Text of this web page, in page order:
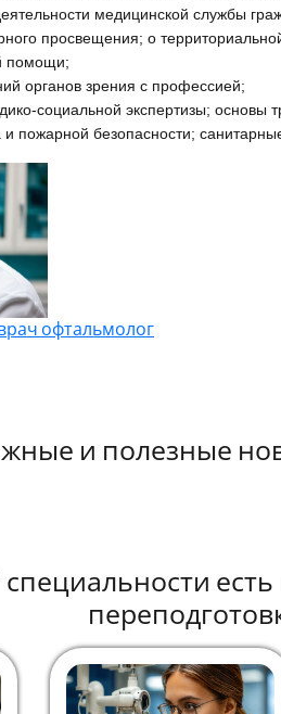
медицинской службы
просвещения; о
помощи;
органов зрения с профессией;
социальной экспертизы; основы
и пожарной безопасности;
офтальмолог
и полезные
специальности